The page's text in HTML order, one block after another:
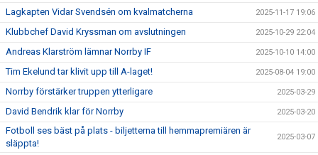
Lagkapten Vidar Svendsén om kvalmatcherna 2025-11-17 19:06
Klubbchef David Kryssman om avslutningen 2025-10-29 22:04
Andreas Klarström lämnar Norrby IF 2025-10-10 14:00
Tim Ekelund tar klivit upp till A-laget! 2025-08-04 19:00
Norrby förstärker truppen ytterligare 2025-03-29
David Bendrik klar för Norrby 2025-03-20
Fotboll ses bäst på plats - biljetterna till hemmapremiären är
släppta!
2025-03-07